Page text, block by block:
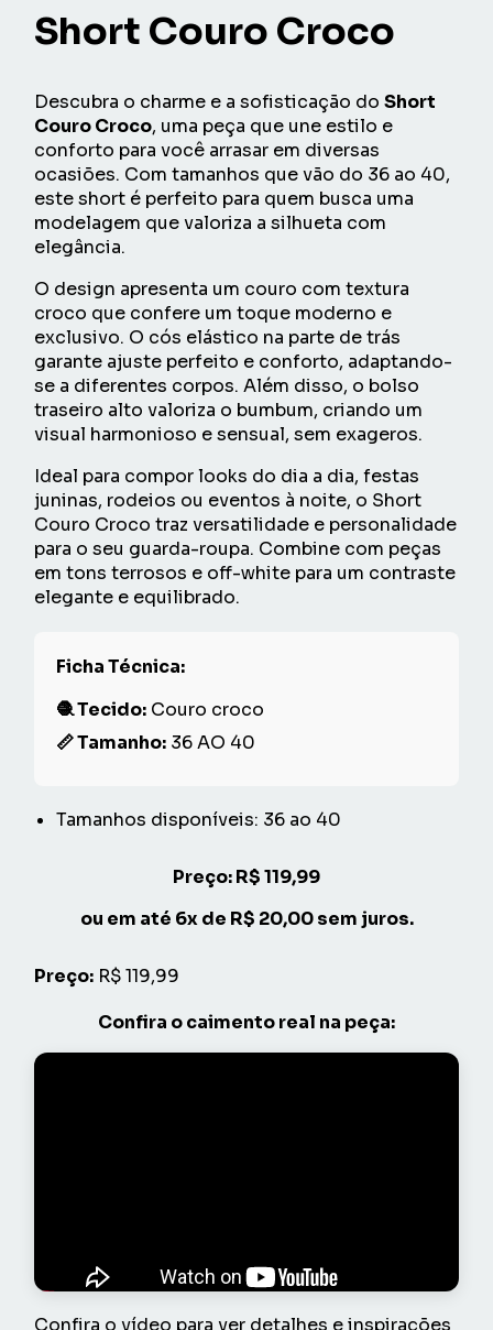
Short Couro Croco
Descubra o charme e a sofisticação do Short
Couro Croco, uma peça que une estilo e
conforto para você arrasar em diversas
ocasiões. Com tamanhos que vão do 36 ao 40,
este short é perfeito para quem busca uma
modelagem que valoriza a silhueta com
elegância.
O design apresenta um couro com textura
croco que confere um toque moderno e
exclusivo. O cós elástico na parte de trás
garante ajuste perfeito e conforto, adaptando-
se a diferentes corpos. Além disso, o bolso
traseiro alto valoriza o bumbum, criando um
visual harmonioso e sensual, sem exageros.
Ideal para compor looks do dia a dia, festas
juninas, rodeios ou eventos à noite, o Short
Couro Croco traz versatilidade e personalidade
para o seu guarda-roupa. Combine com peças
em tons terrosos e off-white para um contraste
elegante e equilibrado.
Ficha Técnica:
🧶 Tecido: Couro croco
📏 Tamanho: 36 AO 40
Tamanhos disponíveis: 36 ao 40
Preço: R$ 119,99
ou em até 6xde R$ 20,00 sem juros.
Preço: R$ 119,99
Confira o caimento real na peça: